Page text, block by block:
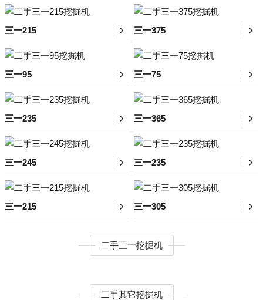
三一215 三一375
三一95 三一75
三一235 三一365
三一245 三一235
三一215 三一305
二手三一挖掘机
二手其它挖掘机